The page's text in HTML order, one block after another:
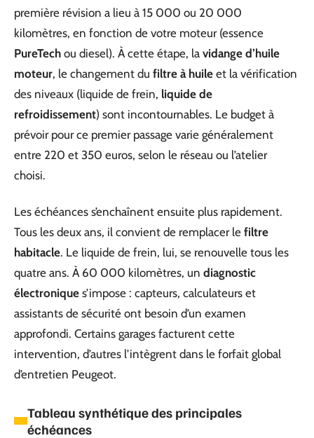
première révision a lieu à 15 000 ou 20 000
kilomètres, en fonction de votre moteur (essence
PureTech ou diesel). À cette étape, la vidange d’huile
moteur, le changement du filtre à huile et la vérification
des niveaux (liquide de frein, liquide de
refroidissement) sont incontournables. Le budget à
prévoir pour ce premier passage varie généralement
entre 220 et 350 euros, selon le réseau ou l’atelier
choisi.
Les échéances s’enchaînent ensuite plus rapidement.
Tous les deux ans, il convient de remplacer le filtre
habitacle. Le liquide de frein, lui, se renouvelle tous les
quatre ans. À 60 000 kilomètres, un diagnostic
électronique s’impose : capteurs, calculateurs et
assistants de sécurité ont besoin d’un examen
approfondi. Certains garages facturent cette
intervention, d’autres l’intègrent dans le forfait global
d’entretien Peugeot.
Tableau synthétique des principales
échéances